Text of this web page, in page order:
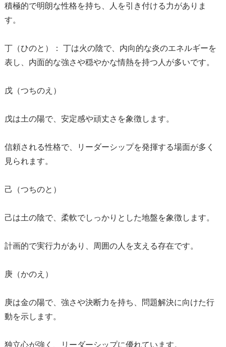
積極的で明朗な性格を持ち、人を引き付ける力がありま
す。
丁（ひのと）：
丁は火の陰で、内向的な炎のエネルギーを
表し、内面的な強さや穏やかな情熱を持つ人が多いです。
戊（つちのえ）
戊は土の陽で、安定感や頑丈さを象徴します。
信頼される性格で、リーダーシップを発揮する場面が多く
見られます。
己（つちのと）
己は土の陰で、柔軟でしっかりとした地盤を象徴します。
計画的で実行力があり、周囲の人を支える存在です。
庚（かのえ）
庚は金の陽で、強さや決断力を持ち、問題解決に向けた行
動を示します。
独立心が強く、リーダーシップに優れています。